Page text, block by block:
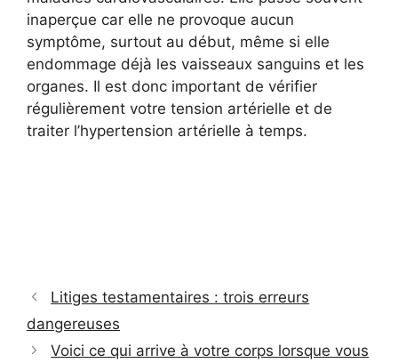
inaperçue car elle ne provoque aucun
symptôme, surtout au début, même si elle
endommage déjà les vaisseaux sanguins et les
organes. Il est donc important de vérifier
régulièrement votre tension artérielle et de
traiter l’hypertension artérielle à temps.
Litiges testamentaires : trois erreurs
dangereuses
Voici ce qui arrive à votre corps lorsque vous